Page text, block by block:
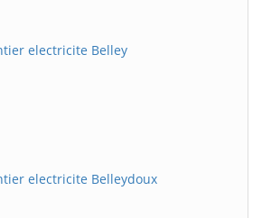
electricite Belley
electricite Belleydoux